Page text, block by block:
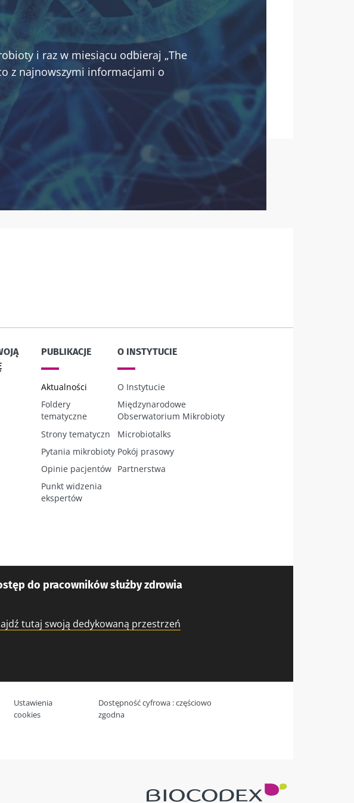
i raz w miesiącu odbieraj „The
z najnowszymi informacjami o
PUBLIKACJE
Aktualności
Foldery
tematyczne
Strony tematyczn
Pytania mikrobioty
Opinie pacjentów
Punkt widzenia
ekspertów
O INSTYTUCIE
O Instytucie
Międzynarodowe
Obserwatorium Mikrobioty
Microbiotalks
Pokój prasowy
Partnerstwa
do pracowników służby zdrowia
tutaj swoją dedykowaną przestrzeń
Ustawienia
cookies
Dostępność cyfrowa : częściowo
zgodna